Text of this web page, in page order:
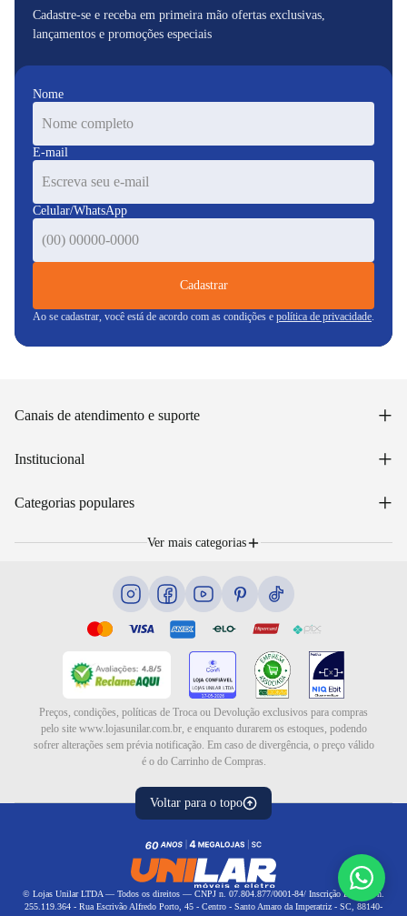
Cadastre-se e receba em primeira mão ofertas exclusivas,
lançamentos e promoções especiais
Nome
E-mail
Celular/WhatsApp
Cadastrar
Ao se cadastrar, você está de acordo com as condições e política de privacidade
Canais de atendimento e suporte +
Acompanhar pedido
Email: sac@lojasunilar.com.br
Institucional +
Política de entregas
Portal de Vagas
Categorias populares +
Ver mais categorias
Preços, condições, políticas de Troca ou Devolução exclusivos para compras
pelo site www.lojasunilar.com.br, e enquanto durarem os estoques, podendo
sofrer alterações sem prévia notificação. Em caso de divergência, o preço válido
é o do Carrinho de Compras.
Voltar para o topo
© Lojas Unilar LTDA — Todos os direitos — CNPJ n. 07.804.877/0001-84/ Inscrição Estadual n.
255.119.364 - Rua Escrivão Alfredo Porto, 45 - Centro - Santo Amaro da Imperatriz - SC, 88140-